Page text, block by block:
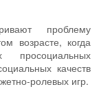
проблему
возрасте, когда
просоциальных
качеств
ролевых игр.